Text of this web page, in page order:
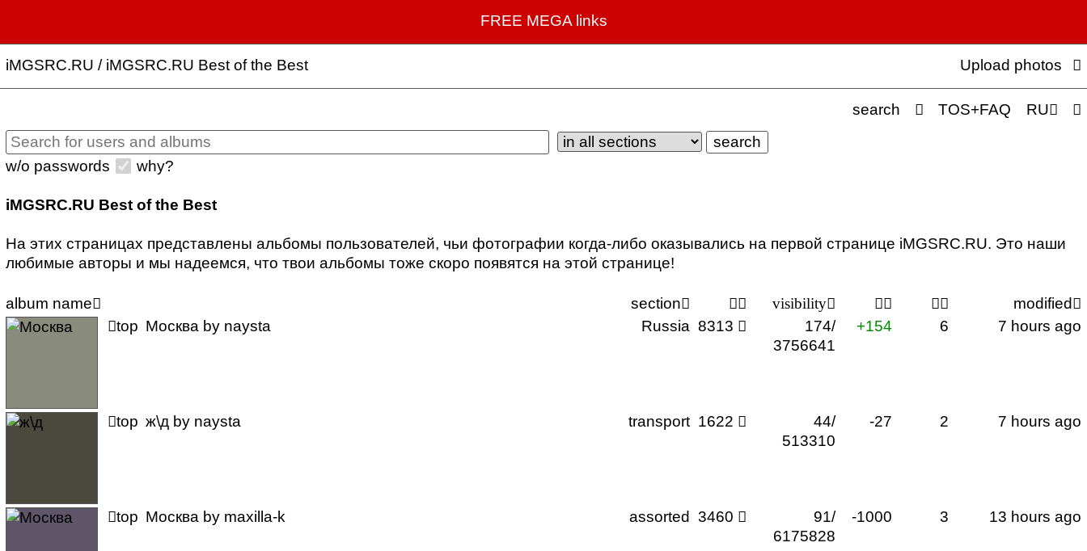
FREE MEGA links
iMGSRC.RU / iMGSRC.RU Best of the Best Upload photos 
search  TOS+FAQ RU 
w/o passwords why?
iMGSRC.RU Best of the Best
На этих страницах представлены альбомы пользователей, чьи фотографии когда-либо оказывались на первой странице iMGSRC.RU. Это наши
любимые авторы и мы надеемся, что твои альбомы тоже скоро появятся на этой странице!
album name section  visibility   modified
top Москва by naysta Russia 8313 
174/
3756641
+154 6 7 hours ago
top ж\д by naysta transport 1622 
44/
513310
-27 2 7 hours ago
top Москва by maxilla-k assorted 3460 
91/
6175828
-1000 3 13 hours ago